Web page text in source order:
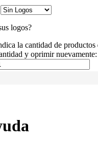
logos?
la cantidad de productos
y oprimir